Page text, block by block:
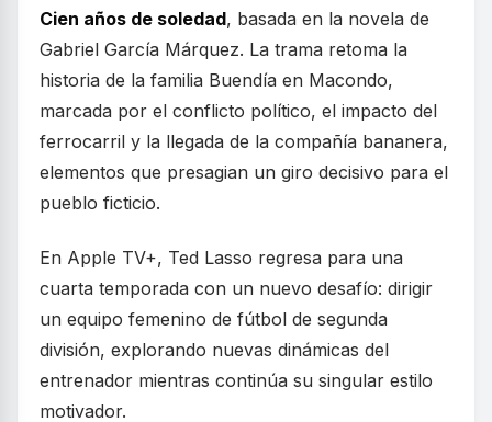
Cien años de soledad, basada en la novela de
Gabriel García Márquez. La trama retoma la
historia de la familia Buendía en Macondo,
marcada por el conflicto político, el impacto del
ferrocarril y la llegada de la compañía bananera,
elementos que presagian un giro decisivo para el
pueblo ficticio.
En Apple TV+, Ted Lasso regresa para una
cuarta temporada con un nuevo desafío: dirigir
un equipo femenino de fútbol de segunda
división, explorando nuevas dinámicas del
entrenador mientras continúa su singular estilo
motivador.